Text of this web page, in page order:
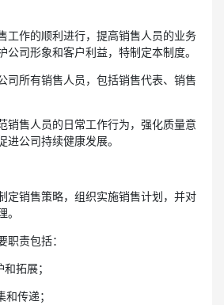
工作的顺利进行，提高销售人员的业务
公司形象和客户利益，特制定本制度。
司所有销售人员，包括销售代表、销售
销售人员的日常工作行为，强化质量意
公司持续健康发展。
定销售策略，组织实施销售计划，并对
职责包括：
拓展；
传递；